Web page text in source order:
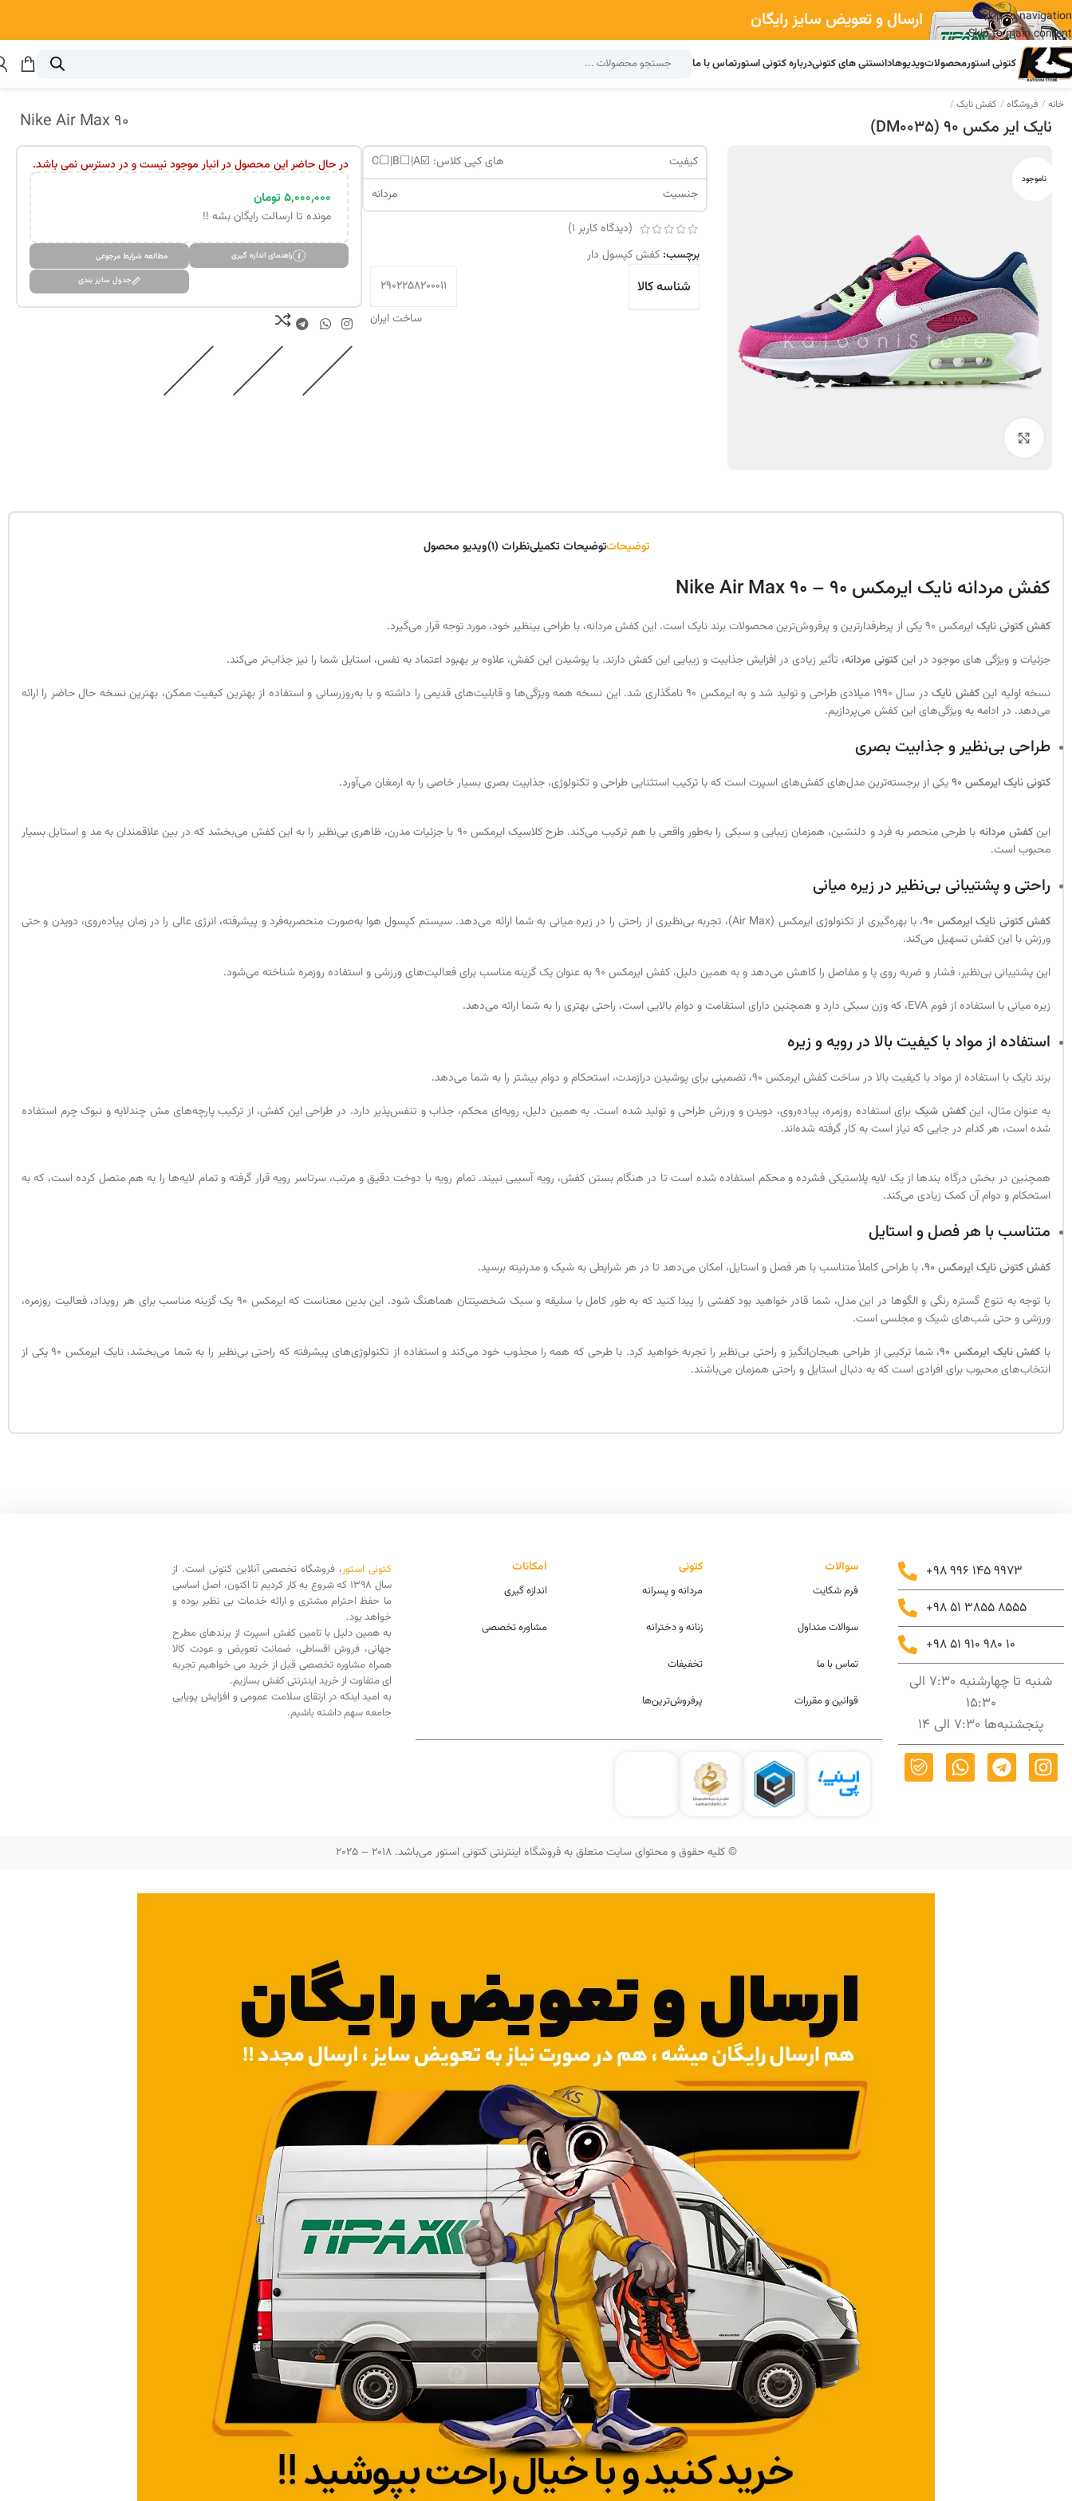
Skip to navigation
Skip to main content
ارسال و تعویض سایز رایگان
کتونی استورمحصولاتویدیوهادانستنی های کتونیدرباره کتونی استورتماس با ما
خانه فروشگاه کفش نایک
نایک ایر مکس 90 (DM0035) Nike Air Max 90
ناموجود
کیفیت
های کپی کلاس: ☑️C⬜️|B⬜️|A
جنسیت
مردانه
(دیدگاه کاربر 1
)
برچسب: کفش کپسول دار
شناسه کالا
2902258200011
ساخت ایران
در حال حاضر این محصول در انبار موجود نیست و در دسترس نمی باشد.
۵,۰۰۰,۰۰۰تومان
مونده تا ارسالت رایگان بشه !!
راهنمای اندازه گیری مطالعه شرایط مرجوعی
جدول سایز بندی
توضیحاتتوضیحات تکمیلینظرات (1) ویدیو محصول
کفش مردانه نایک ایرمکس 90 – Nike Air Max 90
کفش کتونی نایکایرمکس 90 یکی از پرطرفدارترین و پرفروش‌ترین محصولات برند نایک است. این کفش مردانه، با طراحی بینظیر خود، مورد توجه قرار می‌گیرد.
جزئیات و ویژگی های موجود در اینکتونی مردانه، تأثیر زیادی در افزایش جذابیت و زیبایی این کفش دارند. با پوشیدن این کفش، علاوه بر بهبود اعتماد به نفس، استایل شما را نیز جذاب‌تر می‌کند.
نسخه اولیه اینکفش نایک
در سال 1990 میلادی طراحی و تولید شد و به ایرمکس 90 نامگذاری شد. این نسخه همه ویژگی‌ها و قابلیت‌های قدیمی را داشته و با به‌روزرسانی و استفاده از بهترین کیفیت ممکن، بهترین نسخه حال حاضر را ارائه
می‌دهد. در ادامه به ویژگی‌های این کفش می‌پردازیم.
طراحی بی‌نظیر و جذابیت بصری
کتونی نایک ایرمکس 90 یکی از برجسته‌ترین مدل‌های کفش‌های اسپرت است که با ترکیب استثنایی طراحی و تکنولوژی، جذابیت بصری بسیار خاصی را به ارمغان می‌آورد.
اینکفش مردانه
با طرحی منحصر به فرد و دلنشین، همزمان زیبایی و سبکی را به‌طور واقعی با هم ترکیب می‌کند. طرح کلاسیک ایرمکس 90 با جزئیات مدرن، ظاهری بی‌نظیر را به این کفش می‌بخشد که در بین علاقمندان به مد و استایل بسیار
محبوب است.
راحتی و پشتیبانی بی‌نظیر در زیره میانی
کفش کتونی نایک ایرمکس 90
، با بهره‌گیری از تکنولوژی ایرمکس (Air Max)، تجربه بی‌نظیری از راحتی را در زیره میانی به شما ارائه می‌دهد. سیستم کپسول هوا به‌صورت منحصربه‌فرد و پیشرفته، انرژی عالی را در زمان پیاده‌روی، دویدن و حتی
ورزش با این کفش تسهیل می‌کند.
این پشتیبانی بی‌نظیر، فشار و ضربه روی پا و مفاصل را کاهش می‌دهد و به همین دلیل، کفش ایرمکس 90 به عنوان یک گزینه مناسب برای فعالیت‌های ورزشی و استفاده روزمره شناخته می‌شود.
زیره میانی با استفاده از فوم EVA، که وزن سبکی دارد و همچنین دارای استقامت و دوام بالایی است، راحتی بهتری را به شما ارائه می‌دهد.
استفاده از مواد با کیفیت بالا در رویه و زیره
برند نایک با استفاده از مواد با کیفیت بالا در ساخت کفش ایرمکس 90، تضمینی برای پوشیدن درازمدت، استحکام و دوام بیشتر را به شما می‌دهد.
به عنوان مثال، اینکفش شیکبرای استفاده روزمره، پیاده‌روی، دویدن و ورزش طراحی و تولید شده است. به همین دلیل، رویه‌ای محکم، جذاب و تنفس‌پذیر دارد. در طراحی این کفش، از ترکیب پارچه‌های مش چندلایه و نبوک چرم استفاده
شده است، هر کدام در جایی که نیاز است به کار گرفته شده‌اند.
همچنین در بخش درگاه بندها از یک لایه پلاستیکی فشرده و محکم استفاده شده است تا در هنگام بستن کفش، رویه آسیبی نبیند. تمام رویه با دوخت دقیق و مرتب، سرتاسر رویه قرار گرفته و تمام لایه‌ها را به هم متصل کرده است، که به
استحکام و دوام آن کمک زیادی می‌کند.
متناسب با هر فصل و استایل
کفش کتونی نایک ایرمکس 90
، با طراحی کاملاً متناسب با هر فصل و استایل، امکان می‌دهد تا در هر شرایطی به شیک و مدرنیته برسید.
با توجه به تنوع گستره رنگی و الگوها در این مدل، شما قادر خواهید بود کفشی را پیدا کنید که به طور کامل با سلیقه و سبک شخصیتتان هماهنگ شود. این بدین معناست که ایرمکس 90 یک گزینه مناسب برای هر رویداد، فعالیت روزمره،
ورزشی و حتی شب‌های شیک و مجلسی است.
با کفش نایک ایرمکس 90
، شما ترکیبی از طراحی هیجان‌انگیز و راحتی بی‌نظیر را تجربه خواهید کرد. با طرحی که همه را مجذوب خود می‌کند و استفاده از تکنولوژی‌های پیشرفته که راحتی بی‌نظیر را به شما می‌بخشد، نایک ایرمکس 90 یکی از
انتخاب‌های محبوب برای افرادی است که به دنبال استایل و راحتی همزمان می‌باشند.
+98 996 145 9973
+98 51 3855 8555
+98 51 910 980 10
شنبه تا چهارشنبه 7:30 الی
15:30
پنجشنبه‌ها 7:30 الی 14
سوالات
فرم شکایت
سوالات متداول
تماس با ما
قوانین و مقررات
کتونی
مردانه و پسرانه
زنانه و دخترانه
تخفیفات
پرفروش‌ترین‌ها
امکانات
اندازه گیری
مشاوره تخصصی
کتونی استور، فروشگاه تخصصی آنلاین کتونی است. از
سال 1398 که شروع به کار کردیم تا اکنون، اصل اساسی
ما حفظ احترام مشتری و ارائه خدمات بی نظیر بوده و
خواهد بود.
به همین دلیل با تامین کفش اسپرت از برندهای مطرح
جهانی، فروش اقساطی، ضمانت تعویض و عودت کالا
همراه مشاوره تخصصی قبل از خرید می خواهیم تجربه
ای متفاوت از خرید اینترنتی کفش بسازیم.
به امید اینکه در ارتقای سلامت عمومی و افزایش پویایی
جامعه سهم داشته باشیم.
© کلیه حقوق و محتوای سایت متعلق به فروشگاه اینترنتی کتونی استور می‌باشد. 2018 – 2025